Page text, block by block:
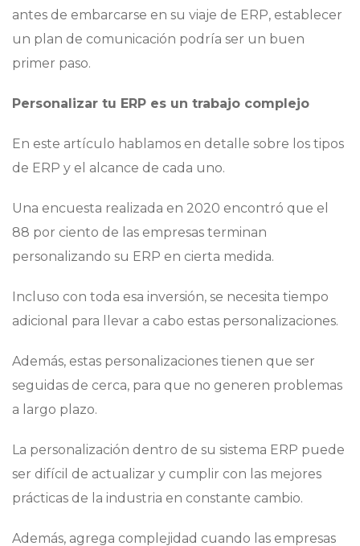
antes de embarcarse en su viaje de ERP, establecer
un plan de comunicación podría ser un buen
primer paso.
Personalizar tu ERP es un trabajo complejo
En este artículo hablamos en detalle sobre los tipos
de ERP y el alcance de cada uno.
Una encuesta realizada en 2020 encontró que el
88 por ciento de las empresas terminan
personalizando su ERP en cierta medida.
Incluso con toda esa inversión, se necesita tiempo
adicional para llevar a cabo estas personalizaciones.
Además, estas personalizaciones tienen que ser
seguidas de cerca, para que no generen problemas
a largo plazo.
La personalización dentro de su sistema ERP puede
ser difícil de actualizar y cumplir con las mejores
prácticas de la industria en constante cambio.
Además, agrega complejidad cuando las empresas